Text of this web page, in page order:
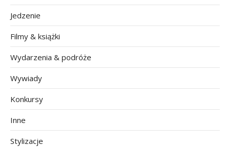
Jedzenie
Filmy & książki
Wydarzenia & podróże
Wywiady
Konkursy
Inne
Stylizacje